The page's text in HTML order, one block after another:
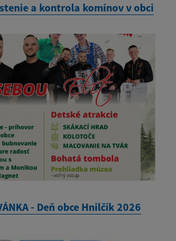
a kontrola komínov v obci
- Deň obce Hnilčík 2026